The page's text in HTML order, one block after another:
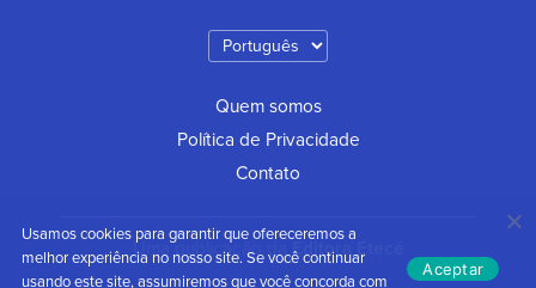
Quem somos
Política de Privacidade
Contato
Uma publicação daEditora Etecé
Usamos cookies para garantir que ofereceremos a
melhor experiência no nosso site. Se você continuar
usando este site, assumiremos que você concorda com
Aceptar